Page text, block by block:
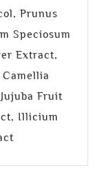
Prunus
Speciosum
Extract,
Fruit
Illicium